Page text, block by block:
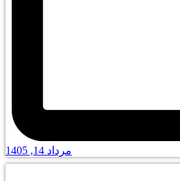
مرداد 14, 1405